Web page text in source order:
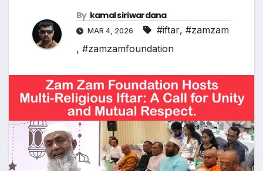
By kamal siriwardana
MAR 4, 2026 #iftar, #zamzam
, #zamzamfoundation